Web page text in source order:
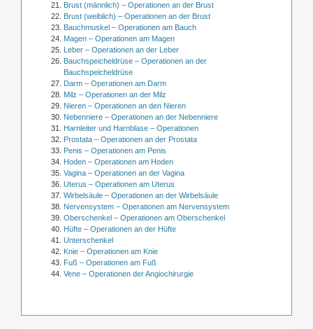
Brust (männlich) – Operationen an der Brust
Brust (weiblich) – Operationen an der Brust
Bauchmuskel – Operationen am Bauch
Magen – Operationen am Magen
Leber – Operationen an der Leber
Bauchspeicheldrüse – Operationen an der
Bauchspeicheldrüse
Darm – Operationen am Darm
Milz – Operationen an der Milz
Nieren – Operationen an den Nieren
Nebenniere – Operationen an der Nebenniere
Harnleiter und Harnblase – Operationen
Prostata – Operationen an der Prostata
Penis – Operationen am Penis
Hoden – Operationen am Hoden
Vagina – Operationen an der Vagina
Uterus – Operationen am Uterus
Wirbelsäule – Operationen an der Wirbelsäule
Nervensystem – Operationen am Nervensystem
Oberschenkel – Operationen am Oberschenkel
Hüfte – Operationen an der Hüfte
Unterschenkel
Knie – Operationen am Knie
Fuß – Operationen am Fuß
Vene – Operationen der Angiochirurgie